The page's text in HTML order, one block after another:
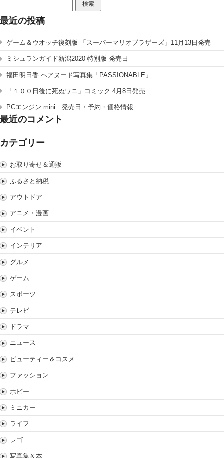
索:
最近の投稿
ゲーム＆ウオッチ復刻版 「スーパーマリオブラザーズ」11月13日発売
ミシュランガイド新潟2020 特別版 発売日
福田明日香 ヘアヌード写真集「PASSIONABLE」
「１００日後に死ぬワニ」コミック 4月8日発売
PCエンジン mini 発売日・予約・価格情報
最近のコメント
カテゴリー
お取り寄せ＆通販
ふるさと納税
アウトドア
アニメ・漫画
イベント
インテリア
グルメ
ゲーム
スポーツ
テレビ
ドラマ
ニュース
ビューティー＆コスメ
ファッション
ホビー
ミニカー
ライフ
レゴ
写真集＆本